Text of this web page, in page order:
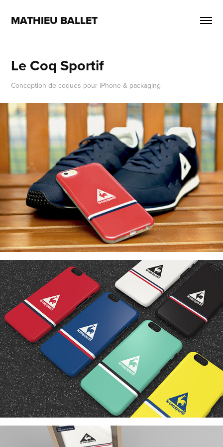
MATHIEU BALLET
Le Coq Sportif
Conception de coques pour iPhone & packaging